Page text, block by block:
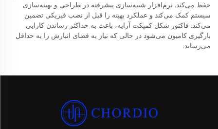
حفظ می‌کند. نرم‌افزار شبیه‌سازی پیشرفته در طراحی و بهینه‌سازی
سیستم کمک می‌کند و عملکرد بهینه را قبل از نصب فیزیکی تضمین
می‌کند. فاکتور شکل کمپکت آرایه، باعث به حداکثر رساندن کارایی
بارگیری کامیون می‌شود در حالی که نیاز به فضای انبارش را به حداقل
می‌رساند.